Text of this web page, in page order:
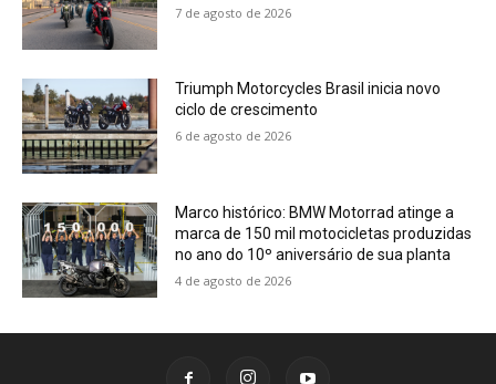
7 de agosto de 2026
Triumph Motorcycles Brasil inicia novo
ciclo de crescimento
6 de agosto de 2026
Marco histórico: BMW Motorrad atinge a
marca de 150 mil motocicletas produzidas
no ano do 10º aniversário de sua planta
4 de agosto de 2026